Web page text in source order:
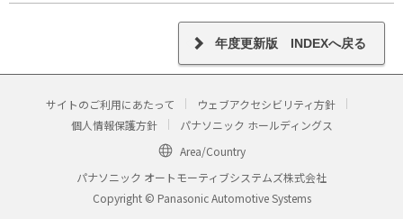
年度更新版 INDEXへ戻る
サイトのご利用にあたって
ウェブアクセシビリティ方針
個人情報保護方針
パナソニック ホールディングス
Area/Country
パナソニック オートモーティブシステムズ株式会社
Copyright © Panasonic Automotive Systems